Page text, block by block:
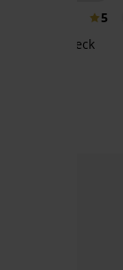
5
V-neck